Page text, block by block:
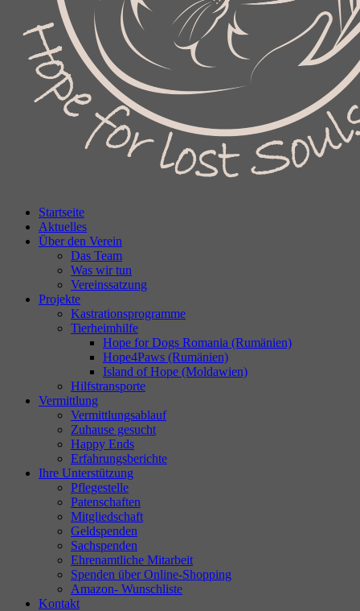
Startseite
Aktuelles
Über den Verein
Das Team
Was wir tun
Vereinssatzung
Projekte
Kastrationsprogramme
Tierheimhilfe
Hope for Dogs Romania (Rumänien)
Hope4Paws (Rumänien)
Island of Hope (Moldawien)
Hilfstransporte
Vermittlung
Vermittlungsablauf
Zuhause gesucht
Happy Ends
Erfahrungsberichte
Ihre Unterstützung
Pflegestelle
Patenschaften
Mitgliedschaft
Geldspenden
Sachspenden
Ehrenamtliche Mitarbeit
Spenden über Online-Shopping
Amazon- Wunschliste
Kontakt